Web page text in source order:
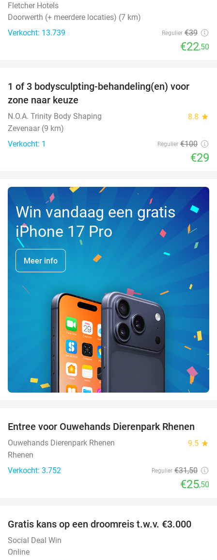
Fletcher Hotels
Doorwerth (+ meerdere locaties) (7 km)
Verkocht: 13.739
Regulier €39
€22,50
71%
TODAY
1 of 3 bodysculpting-behandeling(en) voor
zone naar keuze
N.O.A. Trinity Body Shaping 8.8 star
Zevenaar (9 km)
Verkocht: 1
Regulier €100
€29
Win vandaag een gratis
iPhone 17 Pro
Meer info
19%
Entree voor Ouwehands Dierenpark Rhenen
Ouwehands Dierenpark Rhenen 9.5 star
Rhenen
Verkocht: 3.752
Regulier €31,50
€25,50
Gratis kans op een droomreis t.w.v. €3.000
Social Deal Win
Online